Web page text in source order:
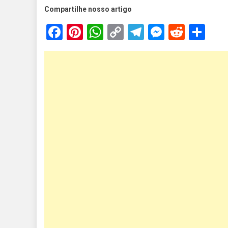
Compartilhe nosso artigo
Facebook
Pinterest
WhatsApp
Copy
Link
TelegramReddit